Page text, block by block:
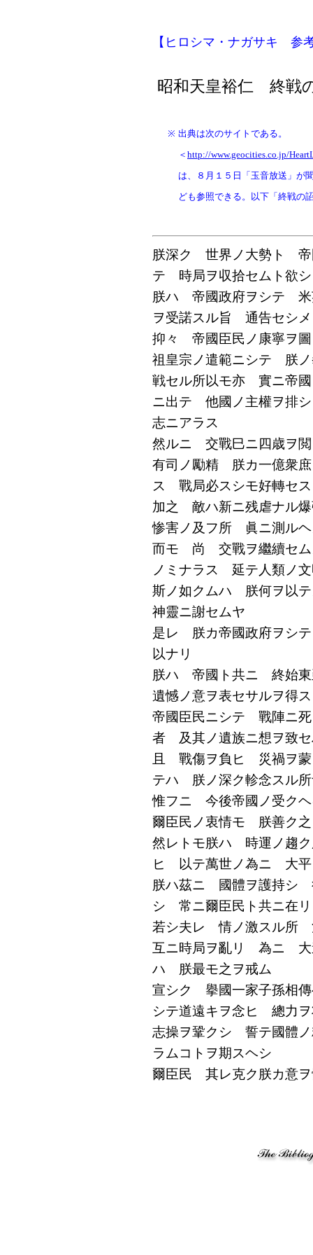
【ヒロシマ・ナガサキ 参
昭和天皇裕仁 終戦
※ 出典は次のサイトである。
＜ http://www.geocities.co.jp/
は、８月１５日「玉音放送」が
ども参照できる。以下「終戦の
朕深ク 世界ノ大勢ト 帝
テ 時局ヲ収拾セムト欲
朕ハ 帝國政府ヲシテ
ヲ受諾スル旨 通告セシ
抑々 帝國臣民ノ康寧ヲ
祖皇宗ノ遣範ニシテ 朕
戦セル所以モ亦 實ニ帝
ニ出テ 他國ノ主權ヲ排
志ニアラス
然ルニ 交戰巳ニ四歳ヲ
有司ノ勵精 朕カ一億衆
ス 戰局必スシモ好轉セ
加之 敵ハ新ニ残虐ナル
惨害ノ及フ所 眞ニ測ルヘ
而モ 尚 交戰ヲ繼續セム
ノミナラス 延テ人類ノ
斯ノ如クムハ 朕何ヲ以
神靈ニ謝セムヤ
是レ 朕カ帝國政府ヲシ
以ナリ
朕ハ 帝國ト共ニ 終始東
遺憾ノ意ヲ表セサルヲ得ス
帝國臣民ニシテ 戰陣ニ
者 及其ノ遺族ニ想ヲ致
且 戰傷ヲ負ヒ 災禍ヲ蒙
テハ 朕ノ深ク軫念スル
惟フニ 今後帝國ノ受ク
爾臣民ノ衷情モ 朕善ク之
然レトモ朕ハ 時運ノ趨
ヒ 以テ萬世ノ為ニ 大平
朕ハ茲ニ 國體ヲ護持シ
シ 常ニ爾臣民ト共ニ在リ
若シ夫レ 情ノ激スル所
互ニ時局ヲ亂リ 為ニ 大
ハ 朕最モ之ヲ戒ム
宣シク 擧國一家子孫相
シテ道遠キヲ念ヒ 總力
志操ヲ鞏クシ 誓テ國體
ラムコトヲ期スヘシ
爾臣民 其レ克ク朕カ意ヲ